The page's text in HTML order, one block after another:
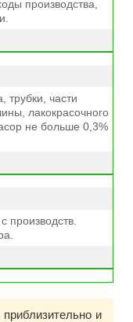
производства,
части
лакокрасочного
не больше 0,3%
производств.
и